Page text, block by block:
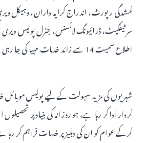
گمشدگی رپورٹ، اندراج کرایہ داران، وہیکل
سرٹیفکیٹ، ڈرائیونگ لائسنس، جنرل پولیس
اطلاع سمیت 14 سے زائد خدمات مہیا کی جا رہی ہیں۔
شہریوں کی مزید سہولت کے لیے پولیس
کردار ادا کر رہا ہے، جو روزانہ کی بنیاد پر
کرکے عوام کو ان کی دہلیز پر خدمات فراہم کر